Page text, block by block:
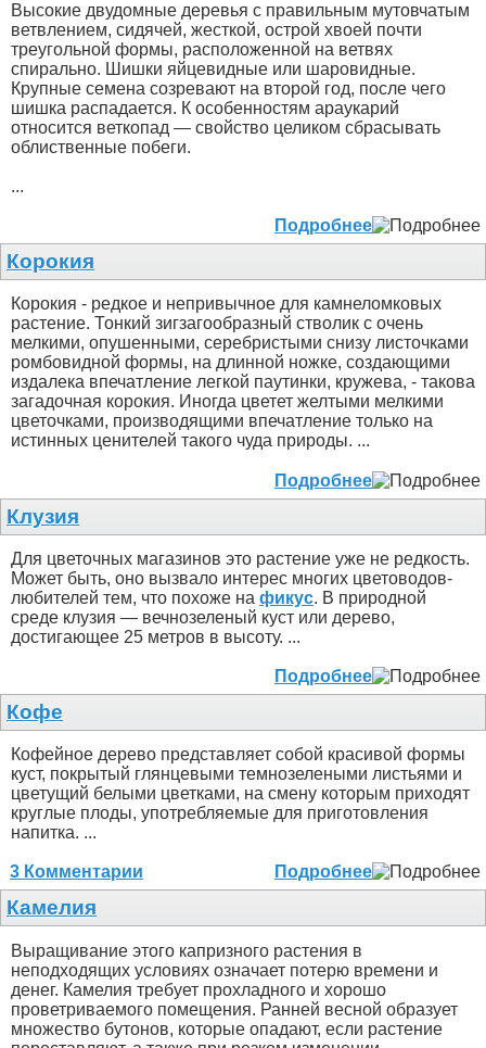
Высокие двудомные деревья с правильным мутовчатым
ветвлением, сидячей, жесткой, острой хвоей почти
треугольной формы, расположенной на ветвях
спирально. Шишки яйцевидные или шаровидные.
Крупные семена созревают на второй год, после чего
шишка распадается. К особенностям араукарий
относится веткопад — свойство целиком сбрасывать
облиственные побеги.
...
Подробнее
Корокия
Корокия - редкое и непривычное для камнеломковых
растение. Тонкий зигзагообразный стволик с очень
мелкими, опушенными, серебристыми снизу листочками
ромбовидной формы, на длинной ножке, создающими
издалека впечатление легкой паутинки, кружева, - такова
загадочная корокия. Иногда цветет желтыми мелкими
цветочками, производящими впечатление только на
истинных ценителей такого чуда природы. ...
Подробнее
Клузия
Для цветочных магазинов это растение уже не редкость.
Может быть, оно вызвало интерес многих цветоводов-
любителей тем, что похоже на фикус. В природной
среде клузия — вечнозеленый куст или дерево,
достигающее 25 метров в высоту. ...
Подробнее
Кофе
Кофейное дерево представляет собой красивой формы
куст, покрытый глянцевыми темнозелеными листьями и
цветущий белыми цветками, на смену которым приходят
круглые плоды, употребляемые для приготовления
напитка. ...
3 Комментарии Подробнее
Камелия
Выращивание этого капризного растения в
неподходящих условиях означает потерю времени и
денег. Камелия требует прохладного и хорошо
проветриваемого помещения. Ранней весной образует
множество бутонов, которые опадают, если растение